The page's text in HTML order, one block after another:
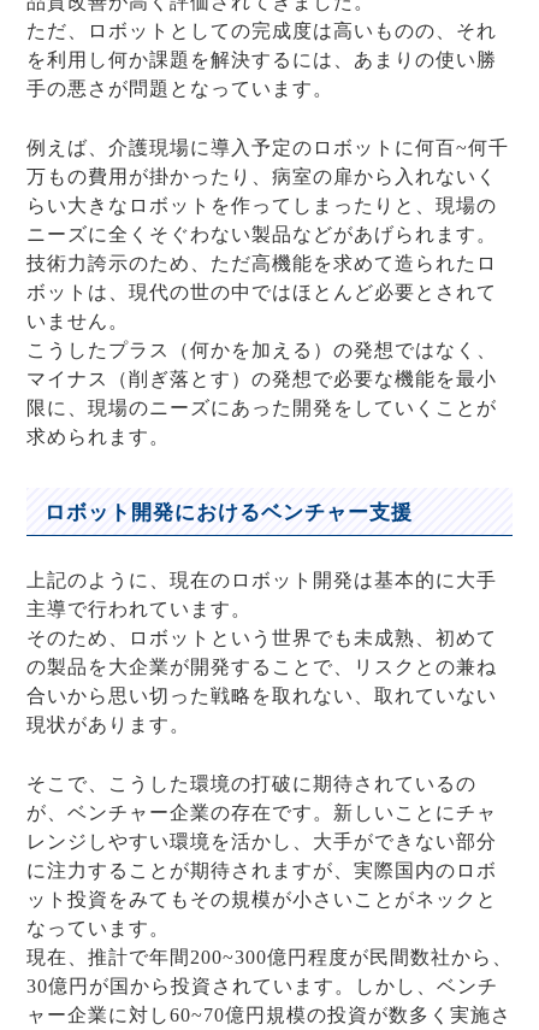
ただ、ロボットとしての完成度は高いものの、それ
を利用し何か課題を解決するには、あまりの使い勝
手の悪さが問題となっています。
例えば、介護現場に導入予定のロボットに何百~何千
万もの費用が掛かったり、病室の扉から入れないく
らい大きなロボットを作ってしまったりと、現場の
ニーズに全くそぐわない製品などがあげられます。
技術力誇示のため、ただ高機能を求めて造られたロ
ボットは、現代の世の中ではほとんど必要とされて
いません。
こうしたプラス（何かを加える）の発想ではなく、
マイナス（削ぎ落とす）の発想で必要な機能を最小
限に、現場のニーズにあった開発をしていくことが
求められます。
ロボット開発におけるベンチャー支援
上記のように、現在のロボット開発は基本的に大手
主導で行われています。
そのため、ロボットという世界でも未成熟、初めて
の製品を大企業が開発することで、リスクとの兼ね
合いから思い切った戦略を取れない、取れていない
現状があります。
そこで、こうした環境の打破に期待されているの
が、ベンチャー企業の存在です。新しいことにチャ
レンジしやすい環境を活かし、大手ができない部分
に注力することが期待されますが、実際国内のロボ
ット投資をみてもその規模が小さいことがネックと
なっています。
現在、推計で年間200~300億円程度が民間数社から、
30億円が国から投資されています。しかし、ベンチ
ャー企業に対し60~70億円規模の投資が数多く実施さ